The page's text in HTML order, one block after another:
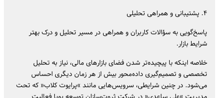
۴. پشتیبانی و همراهی تحلیلی
پاسخ‌گویی به سؤالات کاربران و همراهی در مسیر تحلیل و درک بهتر
شرایط بازار.
خلاصه اینکه با پیچیده‌تر شدن فضای بازارهای مالی، نیاز به تحلیل
تخصصی و تصمیم‌گیری داده‌محور بیش از هر زمان دیگری احساس
می‌شود. در چنین شرایطی، سرویس‌هایی مانند »پرایوت کلاب« که تحت